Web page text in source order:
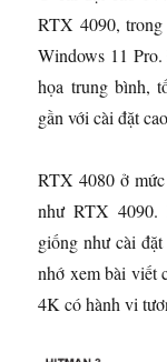
RTX 4090,
Windows 11
họa trung bình,
gần với cài đặt
RTX 4080 ở
như RTX 4090.
giống như cài
nhớ xem bài viết
4K có hành vi